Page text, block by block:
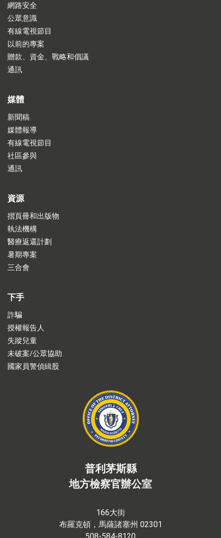
網路安全
公眾意識
有線電視節目
以前的專案
贈款、資金、戰略和倡議
通訊
媒體
新聞稿
媒體報導
有線電視節目
社區參與
通訊
資源
摺頁冊和出版物
執法機構
醫療返還計劃
暑期專案
三合會
下手
詐騙
授權報告人
失蹤兒童
未破案/公眾協助
國家員警偵緝股
普利茅斯縣
地方檢察官辦公室
166大街
布羅克頓，馬薩諸塞州 02301